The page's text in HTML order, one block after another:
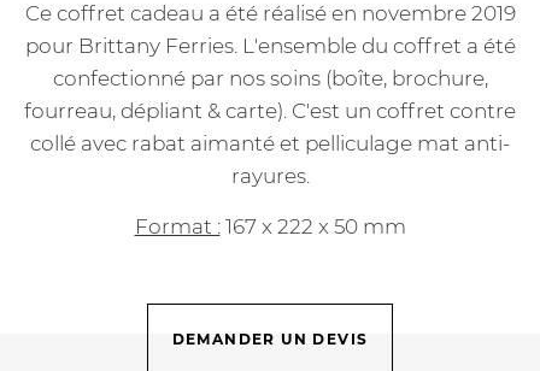
Ce coffret cadeau a été réalisé en novembre 2019
pour Brittany Ferries. L'ensemble du coffret a été
confectionné par nos soins (boîte, brochure,
fourreau, dépliant & carte). C'est un coffret contre
collé avec rabat aimanté et pelliculage mat anti-
rayures.
Format :167 x 222 x 50 mm
DEMANDER UN DEVIS